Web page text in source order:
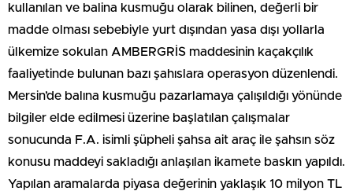
kullanılan ve balina kusmuğu olarak bilinen, değerli bir
madde olması sebebiyle yurt dışından yasa dışı yollarla
ülkemize sokulan AMBERGRİS maddesinin kaçakçılık
faaliyetinde bulunan bazı şahıslara operasyon düzenlendi.
Mersin’de balına kusmuğu pazarlamaya çalışıldığı yönünde
bilgiler elde edilmesi üzerine başlatılan çalışmalar
sonucunda F.A. isimli şüpheli şahsa ait araç ile şahsın söz
konusu maddeyi sakladığı anlaşılan ikamete baskın yapıldı.
Yapılan aramalarda piyasa değerinin yaklaşık 10 milyon TL